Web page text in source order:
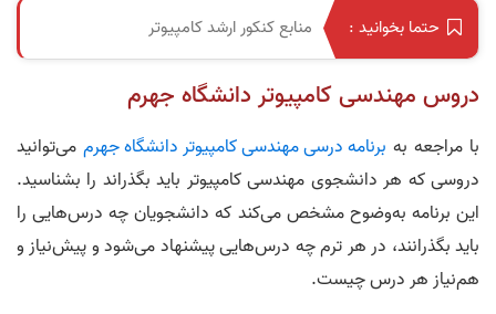
حتما بخوانید : منابع کنکور ارشد کامپیوتر
دروس مهندسی کامپیوتر دانشگاه جهرم
با مراجعه به برنامه درسی مهندسی کامپیوتر دانشگاه جهرم می‌توانید
دروسی که هر دانشجوی مهندسی کامپیوتر باید بگذراند را بشناسید.
این برنامه به‌وضوح مشخص می‌کند که دانشجویان چه درس‌هایی را
باید بگذرانند، در هر ترم چه درس‌هایی پیشنهاد می‌شود و پیش‌نیاز و
هم‌نیاز هر درس چیست.